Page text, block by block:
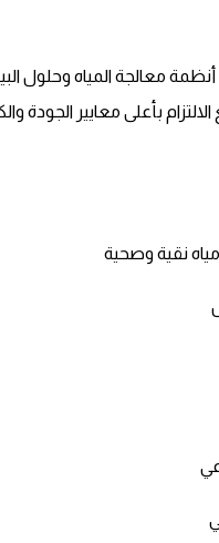
معالجة المياه وحلول
بأعلى معايير الجودة
نقية وصحية